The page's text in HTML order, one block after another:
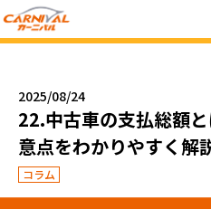
未使用車
中古車
買い方のご提案
コミットワンシステム
2025/08/24
22.中古車の支払総額
意点をわかりやすく解
コラム